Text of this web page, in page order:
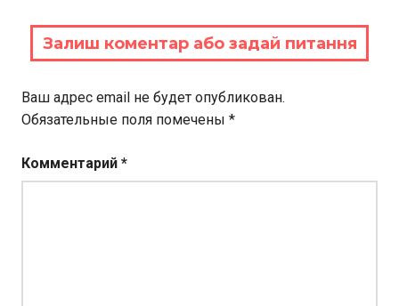
Залиш коментар або задай питання
Ваш адрес email не будет опубликован.
Обязательные поля помечены *
Комментарий *